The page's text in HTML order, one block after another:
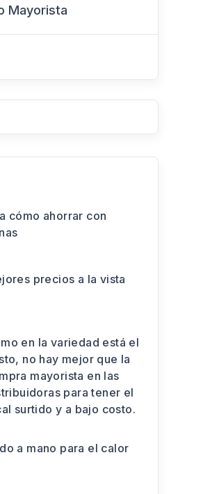
Mayorista
cómo ahorrar con
precios a la vista
en la variedad está el
no hay mejor que la
mayorista en las
para tener el
surtido y a bajo costo.
a mano para el calor